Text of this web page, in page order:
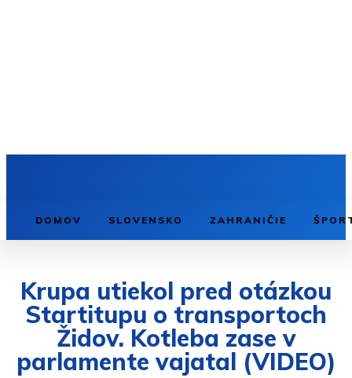
DOMOV SLOVENSKO ZAHRANIČIE
Krupa utiekol pred otázkou
Startitupu o transportoch
Židov. Kotleba zase v
parlamente vajatal (VIDEO)